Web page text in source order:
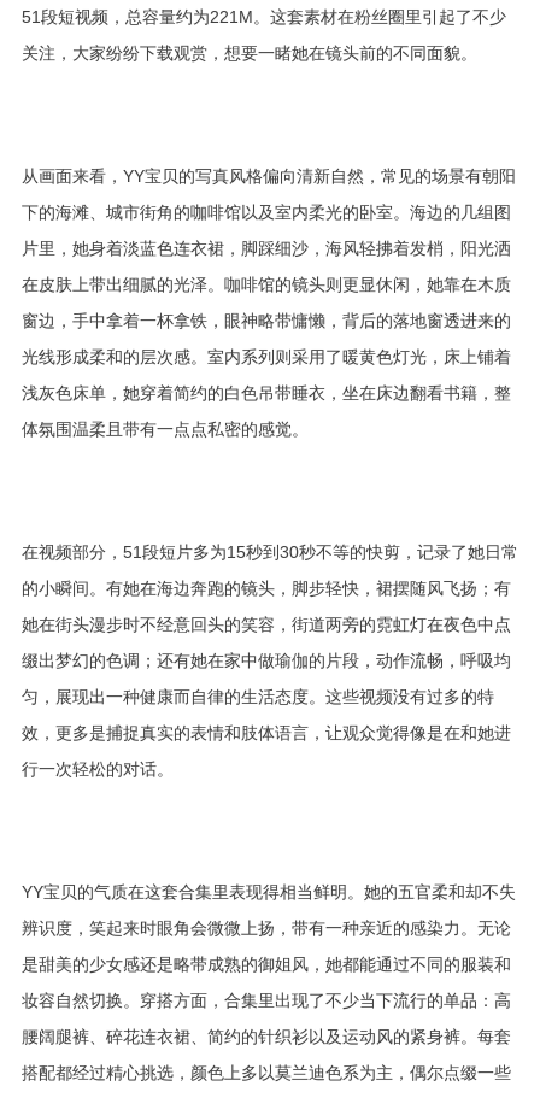
51段短视频，总容量约为221M。这套素材在粉丝圈里引起了不少
关注，大家纷纷下载观赏，想要一睹她在镜头前的不同面貌。
从画面来看，YY宝贝的写真风格偏向清新自然，常见的场景有朝阳
下的海滩、城市街角的咖啡馆以及室内柔光的卧室。海边的几组图
片里，她身着淡蓝色连衣裙，脚踩细沙，海风轻拂着发梢，阳光洒
在皮肤上带出细腻的光泽。咖啡馆的镜头则更显休闲，她靠在木质
窗边，手中拿着一杯拿铁，眼神略带慵懒，背后的落地窗透进来的
光线形成柔和的层次感。室内系列则采用了暖黄色灯光，床上铺着
浅灰色床单，她穿着简约的白色吊带睡衣，坐在床边翻看书籍，整
体氛围温柔且带有一点点私密的感觉。
在视频部分，51段短片多为15秒到30秒不等的快剪，记录了她日常
的小瞬间。有她在海边奔跑的镜头，脚步轻快，裙摆随风飞扬；有
她在街头漫步时不经意回头的笑容，街道两旁的霓虹灯在夜色中点
缀出梦幻的色调；还有她在家中做瑜伽的片段，动作流畅，呼吸均
匀，展现出一种健康而自律的生活态度。这些视频没有过多的特
效，更多是捕捉真实的表情和肢体语言，让观众觉得像是在和她进
行一次轻松的对话。
YY宝贝的气质在这套合集里表现得相当鲜明。她的五官柔和却不失
辨识度，笑起来时眼角会微微上扬，带有一种亲近的感染力。无论
是甜美的少女感还是略带成熟的御姐风，她都能通过不同的服装和
妆容自然切换。穿搭方面，合集里出现了不少当下流行的单品：高
腰阔腿裤、碎花连衣裙、简约的针织衫以及运动风的紧身裤。每套
搭配都经过精心挑选，颜色上多以莫兰迪色系为主，偶尔点缀一些